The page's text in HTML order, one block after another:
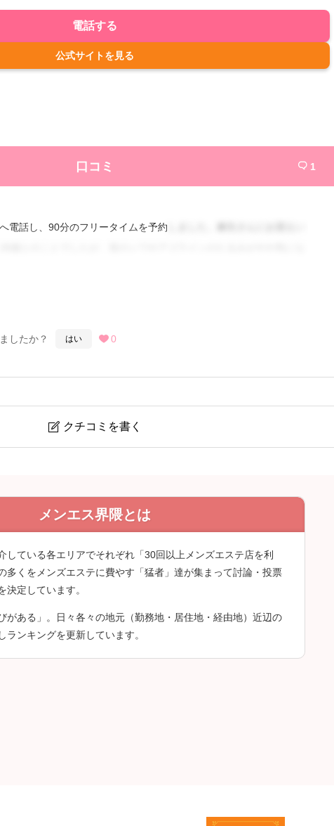
電話する
公式サイトを見る
口コミ  1
電話し、90分のフリータイムを予約
でした。
したか？ はい  0
 クチコミを書く
クチコミは会員登録後に投稿できます。
メンエス界隈とは
している各エリアでそれぞれ「30回以上メンズエステ店を利
多くをメンズエステに費やす「猛者」達が集まって討論・投票
決定しています。
がある」。日々各々の地元（勤務地・居住地・経由地）近辺の
ランキングを更新しています。